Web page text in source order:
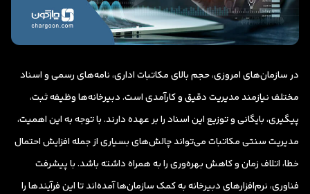
در سازمان‌های امروزی، حجم بالای مکاتبات اداری، نامه‌های رسمی و اسناد
مختلف نیازمند مدیریت دقیق و کارآمدی است. دبیرخانه‌ها وظیفه ثبت،
پیگیری، بایگانی و توزیع این اسناد را بر عهده دارند. با توجه به این اهمیت،
مدیریت سنتی مکاتبات می‌تواند چالش‌های بسیاری از جمله افزایش احتمال
خطا، اتلاف زمان و کاهش بهره‌وری را به همراه داشته باشد. با پیشرفت
فناوری، نرم‌افزارهای دبیرخانه به کمک سازمان‌ها آمده‌اند تا این فرآیندها را